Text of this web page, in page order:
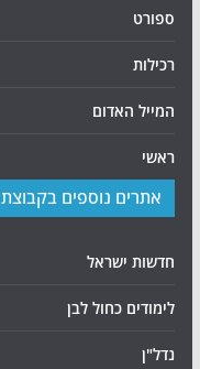
ספורט
רכילות
המייל האדום
ראשי
אתרים נוספים בקבוצת ZoomAt
חדשות ישראל
לימודים כחול לבן
נדל"ן